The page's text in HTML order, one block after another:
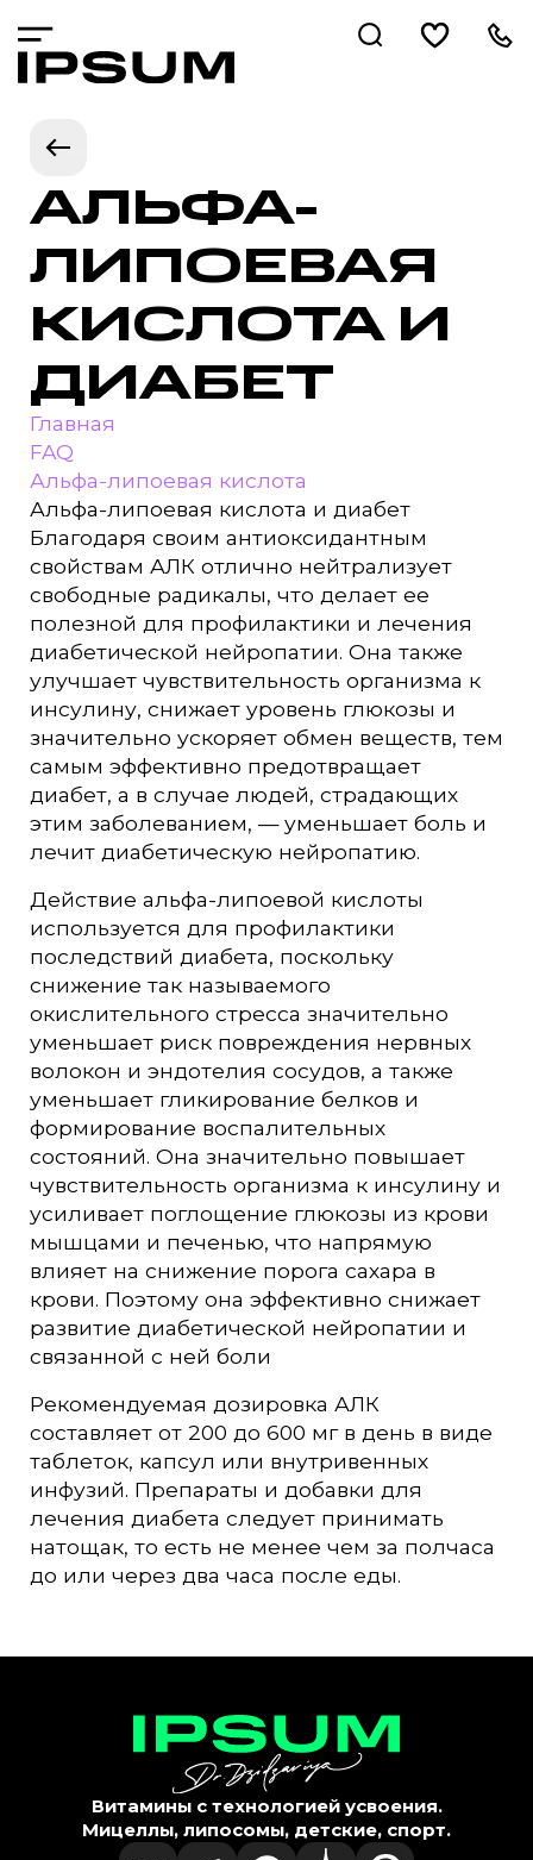
АЛЬФА-
ЛИПОЕВАЯ
КИСЛОТА И
ДИАБЕТ
Главная
FAQ
Альфа-липоевая кислота
Альфа-липоевая кислота и диабет
Благодаря своим антиоксидантным
свойствам АЛК отлично нейтрализует
свободные радикалы, что делает ее
полезной для профилактики и лечения
диабетической нейропатии. Она также
улучшает чувствительность организма к
инсулину, снижает уровень глюкозы и
значительно ускоряет обмен веществ, тем
самым эффективно предотвращает
диабет, а в случае людей, страдающих
этим заболеванием, — уменьшает боль и
лечит диабетическую нейропатию.
Действие альфа-липоевой кислоты
используется для профилактики
последствий диабета, поскольку
снижение так называемого
окислительного стресса значительно
уменьшает риск повреждения нервных
волокон и эндотелия сосудов, а также
уменьшает гликирование белков и
формирование воспалительных
состояний. Она значительно повышает
чувствительность организма к инсулину и
усиливает поглощение глюкозы из крови
мышцами и печенью, что напрямую
влияет на снижение порога сахара в
крови. Поэтому она эффективно снижает
развитие диабетической нейропатии и
связанной с ней боли
Рекомендуемая дозировка АЛК
составляет от 200 до 600 мг в день в виде
таблеток, капсул или внутривенных
инфузий. Препараты и добавки для
лечения диабета следует принимать
натощак, то есть не менее чем за полчаса
до или через два часа после еды.
Витамины с технологией усвоения.
Мицеллы, липосомы, детские, спорт.